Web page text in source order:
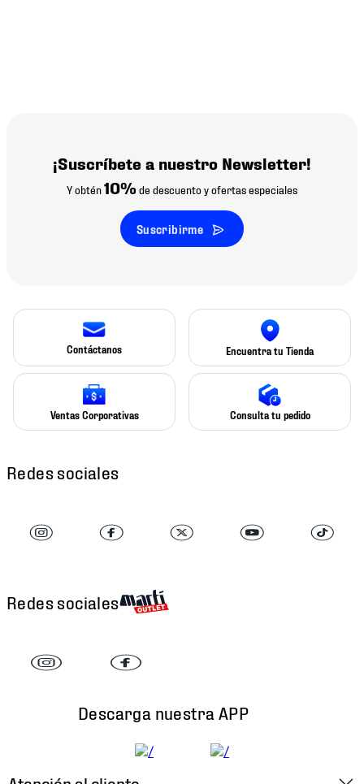
¡Suscríbete a nuestro Newsletter!
Y obtén10% de descuento y ofertas especiales
Suscribirme
Contáctanos Encuentra tu Tienda
Ventas Corporativas Consulta tu pedido
Redes sociales
Redes sociales
Descarga nuestra APP